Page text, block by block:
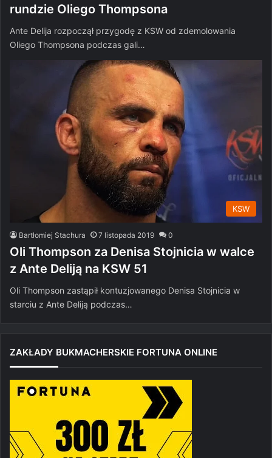
rundzie Oliego Thompsona
Ante Delija rozpoczął przygodę z KSW od zdemolowania
Oliego Thompsona podczas gali…
KSW
Bartłomiej Stachura 7 listopada 2019 0
Oli Thompson za Denisa Stojnicia w walce
z Ante Deliją na KSW 51
Oli Thompson zastąpił kontuzjowanego Denisa Stojnicia w
starciu z Ante Deliją podczas…
ZAKŁADY BUKMACHERSKIE FORTUNA ONLINE